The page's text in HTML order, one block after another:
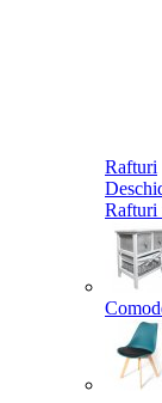
Rafturi
Rafturi